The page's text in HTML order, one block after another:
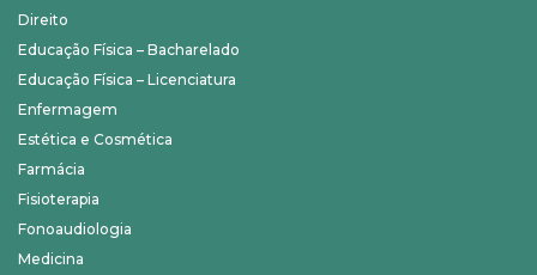
Direito
Educação Física – Bacharelado
Educação Física – Licenciatura
Enfermagem
Estética e Cosmética
Farmácia
Fisioterapia
Fonoaudiologia
Medicina